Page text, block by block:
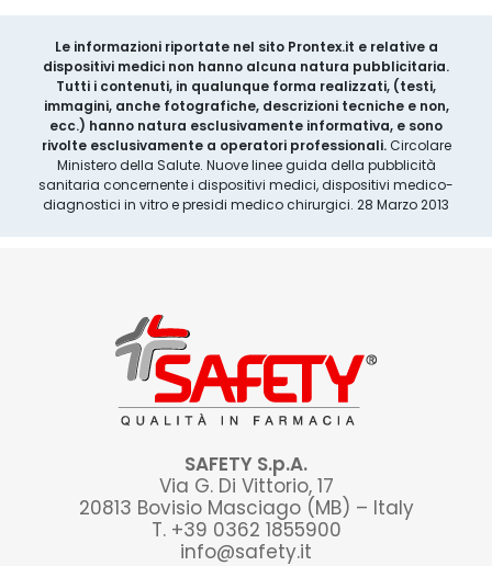
Le informazioni riportate nel sito Prontex.it e relative a
dispositivi medici non hanno alcuna natura pubblicitaria.
Tutti i contenuti, in qualunque forma realizzati, (testi,
immagini, anche fotografiche, descrizioni tecniche e non,
ecc.) hanno natura esclusivamente informativa, e sono
rivolte esclusivamente a operatori professionali.Circolare
Ministero della Salute. Nuove linee guida della pubblicità
sanitaria concernente i dispositivi medici, dispositivi medico-
diagnostici in vitro e presidi medico chirurgici. 28 Marzo 2013
SAFETY S.p.A.
Via G. Di Vittorio, 17
20813 Bovisio Masciago (MB) – Italy
T. +39 0362 1855900
info@safety.it